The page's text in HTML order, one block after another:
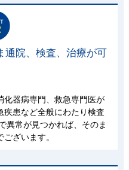
通院、検査、治療が可
化器病専門、救急専門医が
疾患など全般にわたり検査
異常が見つかれば、そのま
ざいます。